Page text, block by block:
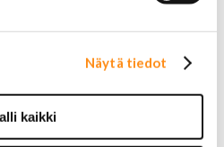
Näytä tiedot
kaikki
tiivisteet